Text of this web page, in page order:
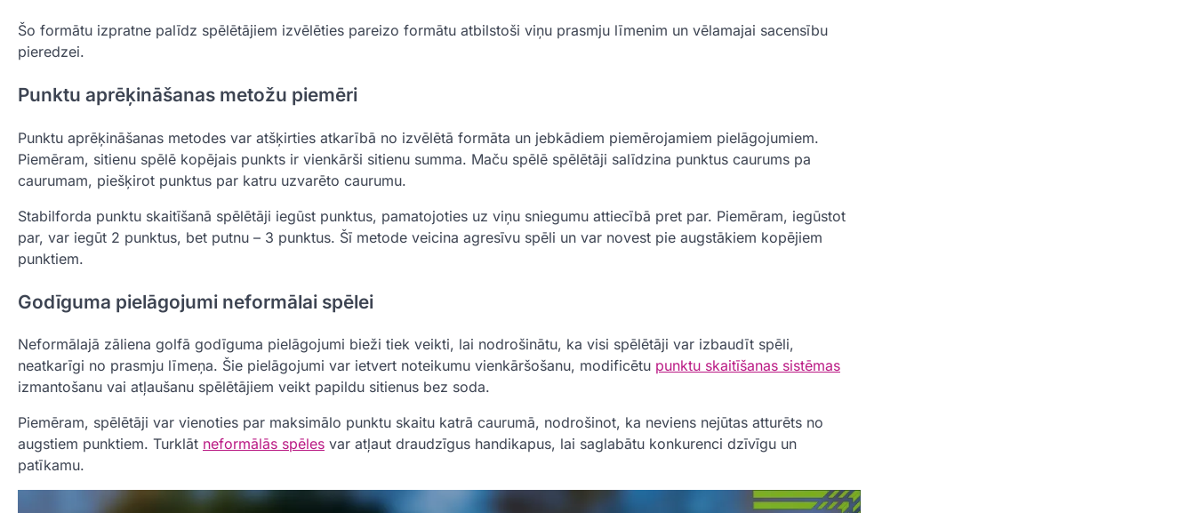
Šo formātu izpratne palīdz spēlētājiem izvēlēties pareizo formātu atbilstoši viņu prasmju līmenim un vēlamajai sacensību
pieredzei.
Punktu aprēķināšanas metožu piemēri
Punktu aprēķināšanas metodes var atšķirties atkarībā no izvēlētā formāta un jebkādiem piemērojamiem pielāgojumiem.
Piemēram, sitienu spēlē kopējais punkts ir vienkārši sitienu summa. Maču spēlē spēlētāji salīdzina punktus caurums pa
caurumam, piešķirot punktus par katru uzvarēto caurumu.
Stabilforda punktu skaitīšanā spēlētāji iegūst punktus, pamatojoties uz viņu sniegumu attiecībā pret par. Piemēram, iegūstot
par, var iegūt 2 punktus, bet putnu – 3 punktus. Šī metode veicina agresīvu spēli un var novest pie augstākiem kopējiem
punktiem.
Godīguma pielāgojumi neformālai spēlei
Neformālajā zāliena golfā godīguma pielāgojumi bieži tiek veikti, lai nodrošinātu, ka visi spēlētāji var izbaudīt spēli,
neatkarīgi no prasmju līmeņa. Šie pielāgojumi var ietvert noteikumu vienkāršošanu, modificētu punktu skaitīšanas sistēmas
izmantošanu vai atļaušanu spēlētājiem veikt papildu sitienus bez soda.
Piemēram, spēlētāji var vienoties par maksimālo punktu skaitu katrā caurumā, nodrošinot, ka neviens nejūtas atturēts no
augstiem punktiem. Turklāt neformālās spēles var atļaut draudzīgus handikapus, lai saglabātu konkurenci dzīvīgu un
patīkamu.